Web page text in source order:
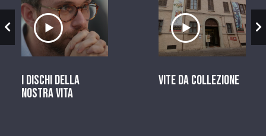
Ascolta il servizio
I dischi della
nostra vita
Ascolta il
Vite da Collezione